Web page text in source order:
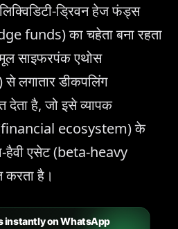
ड्रिवन हेज फंड्स
funds) का चहेता बना रहता
साइफरपंक एथोस
लगातार डीकपलिंग
है, जो इसे व्यापक
(financial ecosystem) के
हैवी एसेट (beta-heavy
है।
instantly on WhatsApp